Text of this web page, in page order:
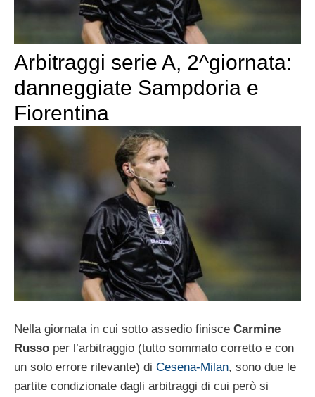
Arbitraggi serie A, 2^giornata:
danneggiate Sampdoria e
Fiorentina
Nella giornata in cui sotto assedio finisce Carmine
Russo per l’arbitraggio (tutto sommato corretto e con
un solo errore rilevante) di Cesena-Milan, sono due le
partite condizionate dagli arbitraggi di cui però si